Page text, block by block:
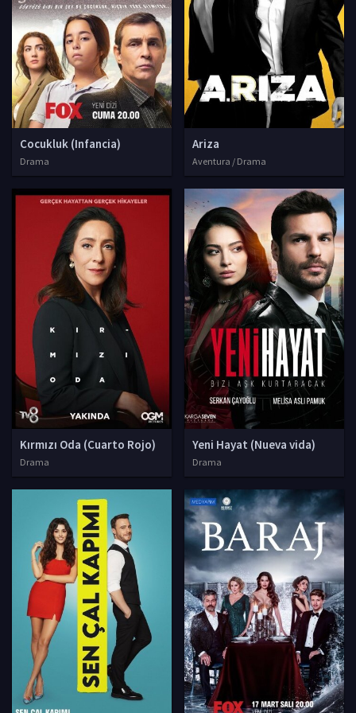
Cocukluk (Infancia)
Drama
Ariza
Aventura / Drama
Kırmızı Oda (Cuarto Rojo)
Drama
Yeni Hayat (Nueva vida)
Drama